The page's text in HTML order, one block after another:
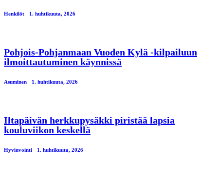
Henkilöt 1. huhtikuuta, 2026
Pohjois-Pohjanmaan Vuoden Kylä -kilpailuun
ilmoittautuminen käynnissä
Asuminen 1. huhtikuuta, 2026
Iltapäivän herkkupysäkki piristää lapsia
kouluviikon keskellä
Hyvinvointi 1. huhtikuuta, 2026